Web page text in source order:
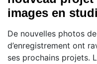
images en
De nouvelles photos
d’enregistrement ont
ses prochains projets.